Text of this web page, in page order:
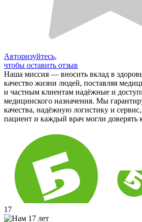
Авторизуйтесь,
чтобы оставить отзыв
Наша миссия — вносить вклад в
качество жизни людей, поставляя
и частным клиентам надёжные и
медицинского назначения. Мы
качества, надёжную логистику и
пациент и каждый врач могли доверять
17